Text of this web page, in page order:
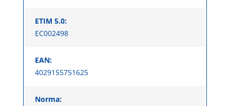
ETIM 5.0:
EC002498
EAN:
4029155751625
Norma: